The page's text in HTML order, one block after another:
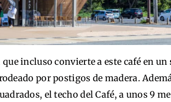
incluso convierte a este café en un
por postigos de madera.
el techo del Café, a unos 9